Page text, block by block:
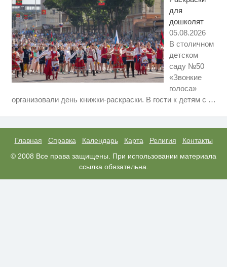
для
дошколят
05.08.2026
В столичном
детском
саду №50
«Звонкие
голоса»
организовали день книжки-раскраски. В гости к детям с …
Главная Справка Календарь Карта Религия
Контакты
© 2008 Все права защищены. При использовании материала
ссылка обязательна.
а смеяться вы будете долго
i
Королева вагона отожгла! Видео
не оставит равнодушным